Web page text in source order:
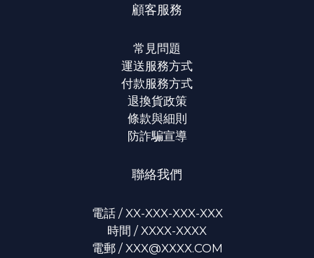
顧客服務
常見問題
運送服務方式
付款服務方式
退換貨政策
條款與細則
防詐騙宣導
聯絡我們
電話 / XX-XXX-XXX-XXX
時間 / XXXX-XXXX
電郵 / XXX@XXXX.COM